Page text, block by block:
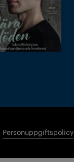
Personuppgiftspolicy